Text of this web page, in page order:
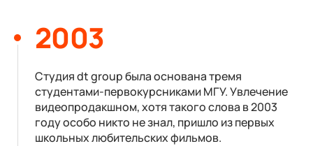
2003
Студия dt group была основана тремя
студентами-первокурсниками МГУ. Увлечение
видеопродакшном, хотя такого слова в 2003
году особо никто не знал, пришло из первых
школьных любительских фильмов.